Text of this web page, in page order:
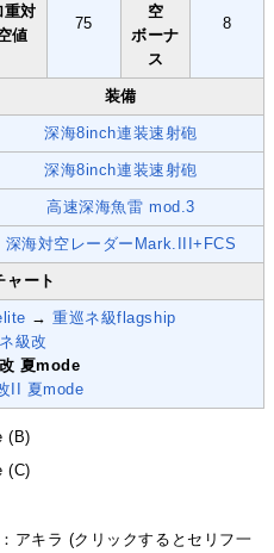
重対
値
75
空
ボーナ
ス
8
装備
深海8inch連装速射砲
深海8inch連装速射砲
高速深海魚雷 mod.3
深海対空レーダーMark.III+FCS
ャート
→重巡ネ級flagship
級改
夏mode
II 夏mode
(B)
(C)
アキラ (クリックするとセリフ一